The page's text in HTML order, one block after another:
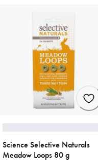
Science Selective Naturals
Meadow Loops 80 g